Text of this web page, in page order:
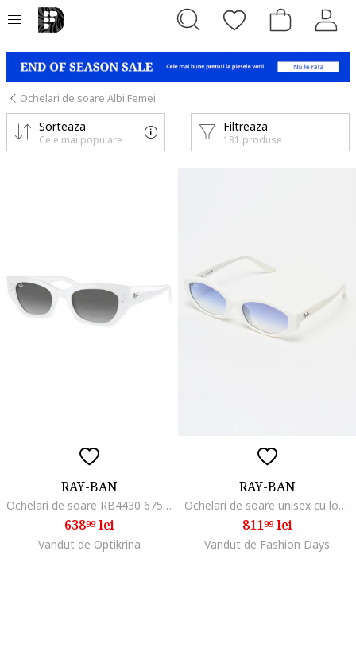
Ochelari de soare Albi Femei
Filtreaza
131 produse
Sorteaza
Cele mai populare
RAY-BAN
Ochelari de soare RB4430 675911 49, Marime 49 mm
63899lei
Vandut de Optikrina
RAY-BAN
Ochelari de soare unisex cu logo, Alb
81199lei
Vandut de Fashion Days